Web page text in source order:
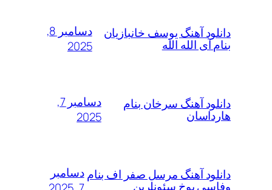
آهنگ یوسف خانبازیان
آی الله الله
آهنگ سرخان بنام
آهنگ مرسل صفر اف بنام
یوخ سئونلرین
دسامبر